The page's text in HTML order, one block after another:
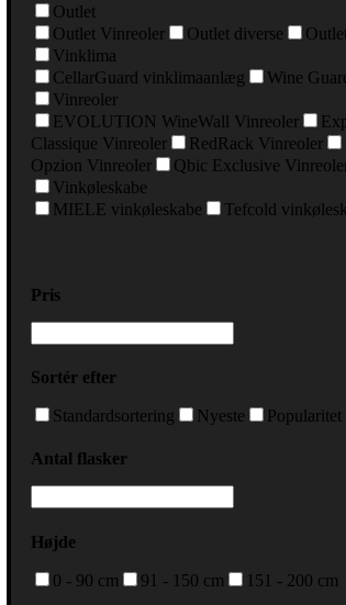
Outlet
Outlet Vinreoler
Outlet diverse
Vinklima
CellarGuard vinklimaanlæg
Wine
Vinreoler
EVOLUTION WineWall Vinreoler
Classique Vinreoler
RedRack Vinreoler
Opzion Vinreoler
Qbic Exclusive
Vinkøleskabe
MIELE vinkøleskabe
Tefcold
Pris
Sortér efter
Standardsortering Nyeste Popularitet
Antal flasker
Højde
0 - 90 cm 91 - 150 cm 151 - 200 cm